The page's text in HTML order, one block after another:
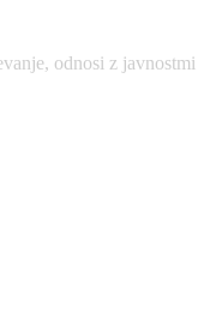
odnosi z javnostmi